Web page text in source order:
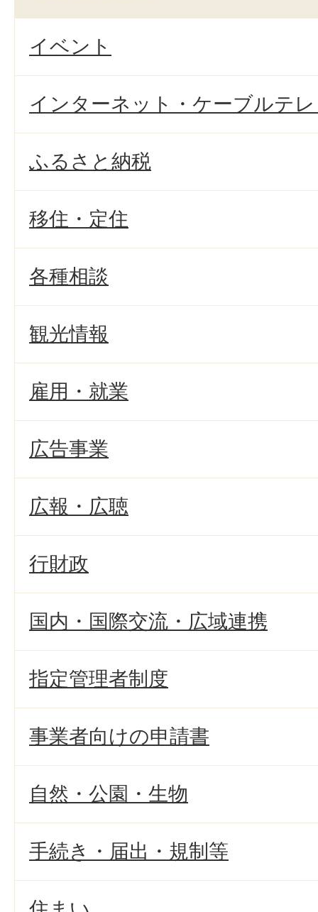
イベント
インターネット・ケーブルテ
ふるさと納税
移住・定住
各種相談
観光情報
雇用・就業
広告事業
広報・広聴
行財政
国内・国際交流・広域連携
指定管理者制度
事業者向けの申請書
自然・公園・生物
手続き・届出・規制等